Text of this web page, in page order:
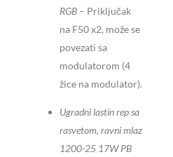
RGB – Priključak
na F50 x2, može se
povezati sa
modulatorom (4
žice na modulator).
Ugradni lastin rep sa
rasvetom, ravni mlaz
1200-25 17W PB